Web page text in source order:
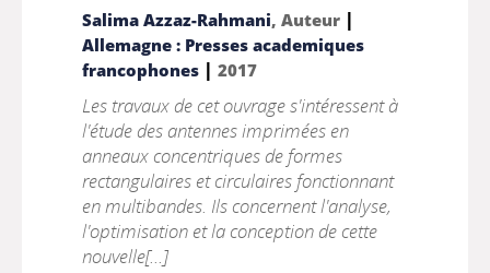
Salima Azzaz-Rahmani, Auteur |
Allemagne : Presses academiques
francophones| 2017
Les travaux de cet ouvrage s'intéressent à
l'étude des antennes imprimées en
anneaux concentriques de formes
rectangulaires et circulaires fonctionnant
en multibandes. Ils concernent l'analyse,
l'optimisation et la conception de cette
nouvelle[...]